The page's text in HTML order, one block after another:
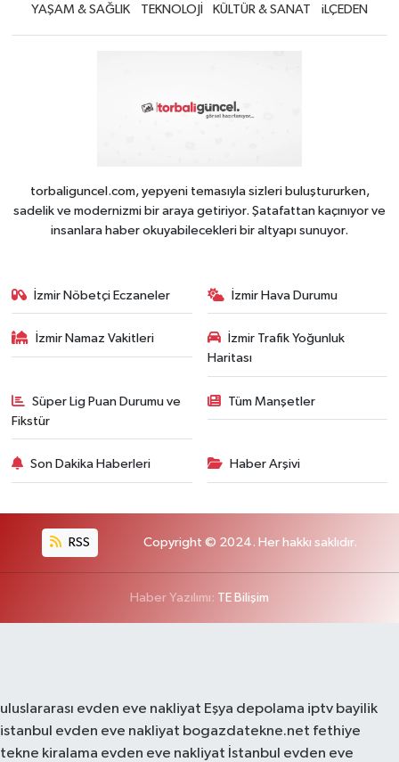
YAŞAM & SAĞLIK
TEKNOLOJİ KÜLTÜR & SANAT iLÇEDEN
torbaliguncel.com, yepyeni temasıyla sizleri buluştururken,
sadelik ve modernizmi bir araya getiriyor. Şatafattan kaçınıyor ve
insanlara haber okuyabilecekleri bir altyapı sunuyor.
İzmir Nöbetçi Eczaneler İzmir Hava Durumu
İzmir Namaz Vakitleri
İzmir Trafik Yoğunluk
Haritası
Süper Lig Puan Durumu ve
Fikstür
Tüm Manşetler
Son Dakika Haberleri Haber Arşivi
RSS Copyright © 2024. Her hakkı saklıdır.
Haber Yazılımı: TE Bilişim
uluslararası evden eve nakliyat Eşya depolama iptv bayilik
istanbul evden eve nakliyat bogazdatekne.net fethiye
tekne kiralama evden eve nakliyat İstanbul evden eve